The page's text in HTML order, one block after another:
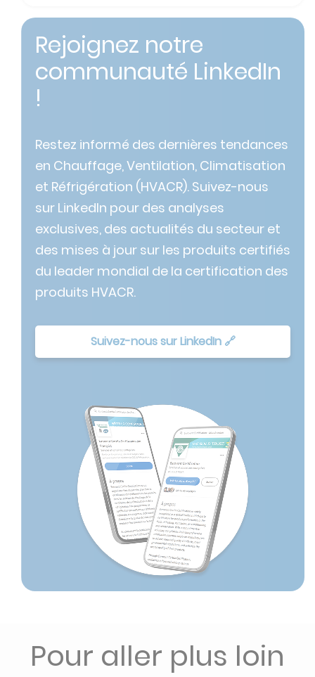
Rejoignez notre
communauté LinkedIn
!
Restez informé des dernières tendances
en Chauffage, Ventilation, Climatisation
et Réfrigération (HVACR). Suivez-nous
sur LinkedIn pour des analyses
exclusives, des actualités du secteur et
des mises à jour sur les produits certifiés
du leader mondial de la certification des
produits HVACR.
Suivez-nous sur LinkedIn 🔗
Pour aller plus loin